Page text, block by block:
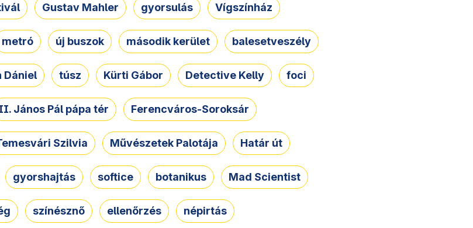
Gustav Mahler gyorsulás Vígszínház
metró új buszok második kerület balesetveszély
Dániel túsz Kürti Gábor Detective Kelly foci
János Pál pápa tér Ferencváros-Soroksár
Szilvia Művészetek Palotája Határ út
gyorshajtás softice botanikus Mad Scientist
színésznő ellenőrzés népirtás